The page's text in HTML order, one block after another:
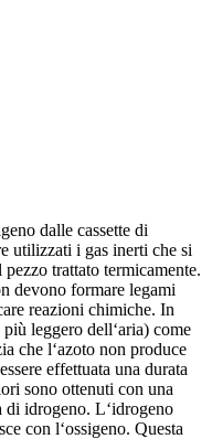
dalle cassette di
utilizzati i gas inerti che si
trattato termicamente.
devono formare legami
reazioni chimiche. In
leggero dell‘aria) come
che l‘azoto non produce
effettuata una durata
sono ottenuti con una
di idrogeno. L‘idrogeno
con l‘ossigeno. Questa